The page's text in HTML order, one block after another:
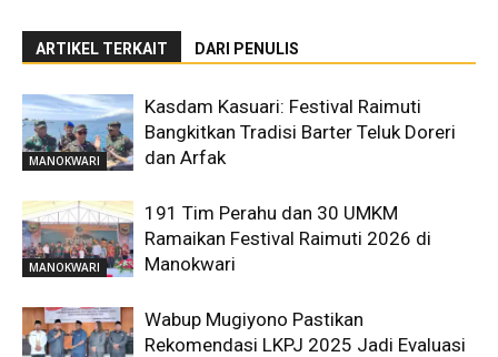
ARTIKEL TERKAIT DARI PENULIS
MANOKWARI
Kasdam Kasuari: Festival Raimuti
Bangkitkan Tradisi Barter Teluk Doreri
dan Arfak
MANOKWARI
191 Tim Perahu dan 30 UMKM
Ramaikan Festival Raimuti 2026 di
Manokwari
Wabup Mugiyono Pastikan
Rekomendasi LKPJ 2025 Jadi Evaluasi